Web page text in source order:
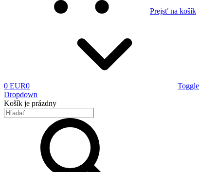
Prejsť na košík
0 EUR0
Toggle
Dropdown
Košík je prázdny